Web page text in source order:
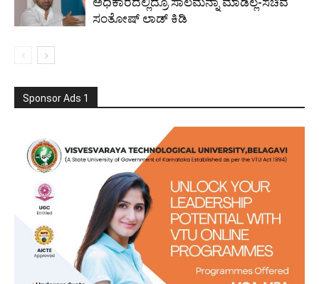
ಸಂತೋಷ್ ಲಾಡ್ ಕಿಡಿ
Sponsor Ads 1